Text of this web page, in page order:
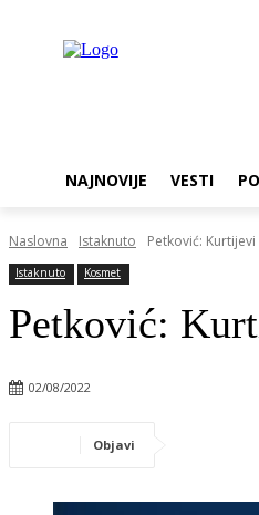
NAJNOVIJE VESTI
Naslovna Istaknuto Petković:
Istaknuto Kosmet
Petković:
02/08/2022
Objavi